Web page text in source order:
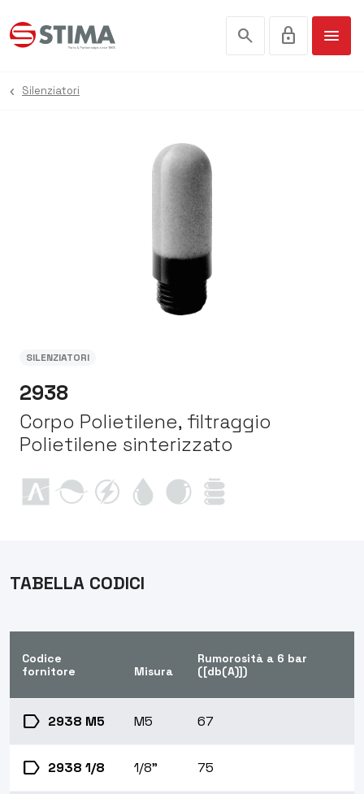
search lock menu
Silenziatori
SILENZIATORI
2938
Corpo Polietilene, filtraggio
Polietilene sinterizzato
TABELLA CODICI
Codice
fornitore
Misura
Rumorosità a 6 bar
([db(A)])
label 2938 M5 M5 67
label 2938 1/8 1/8" 75